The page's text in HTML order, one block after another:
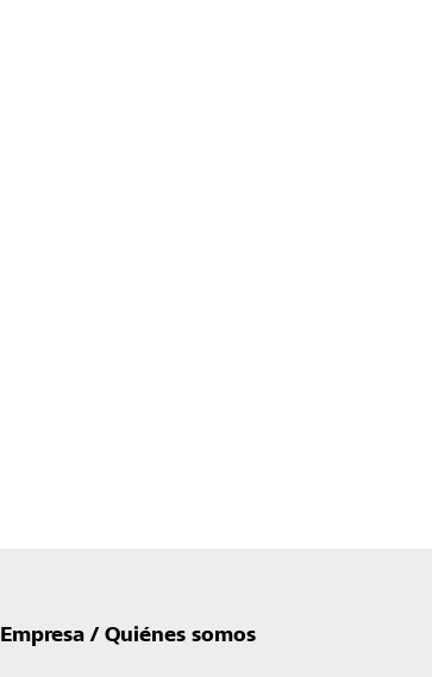
Empresa / Quiénes somos